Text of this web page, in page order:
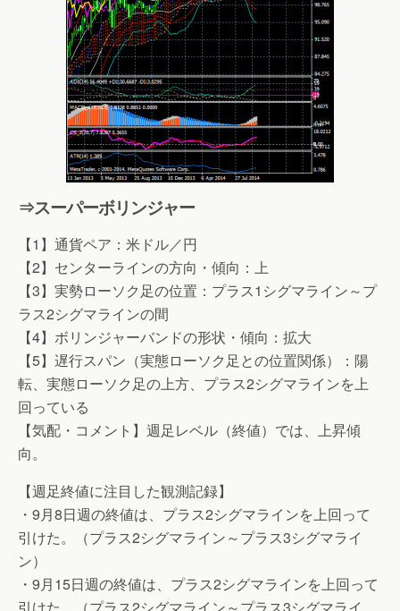
⇒スーパーボリンジャー
【1】通貨ペア：米ドル／円
【2】センターラインの方向・傾向：上
【3】実勢ローソク足の位置：プラス1シグマライン～プ
ラス2シグマラインの間
【4】ボリンジャーバンドの形状・傾向：拡大
【5】遅行スパン（実態ローソク足との位置関係）：陽
転、実態ローソク足の上方、プラス2シグマラインを上
回っている
【気配・コメント】週足レベル（終値）では、上昇傾
向。
【週足終値に注目した観測記録】
・9月8日週の終値は、プラス2シグマラインを上回って
引けた。（プラス2シグマライン～プラス3シグマライ
ン）
・9月15日週の終値は、プラス2シグマラインを上回って